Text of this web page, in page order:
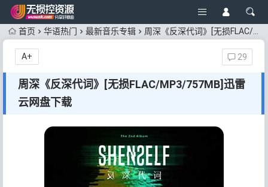
首页 华语热门 最新音乐专辑 周深《反深代词》[无损FLAC/MP3/757MB]迅雷云网盘下载
周深《反深代词》[无损FLAC/MP3/757MB]迅雷
云网盘下载
29
A+